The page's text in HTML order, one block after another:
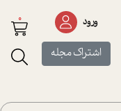
ورود
اشتراک مجله
0